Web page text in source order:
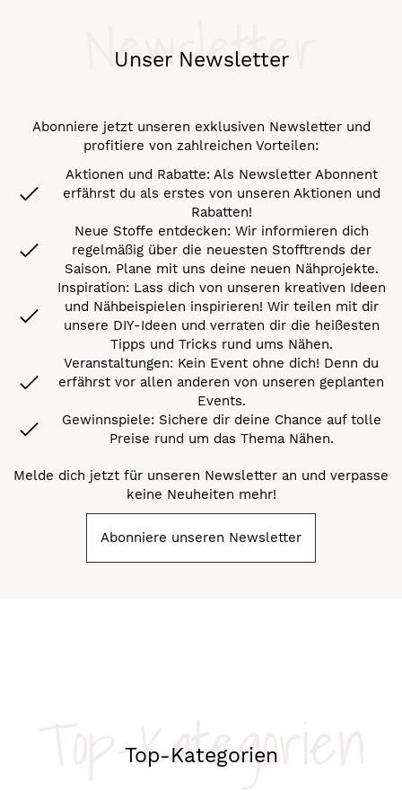
Unser Newsletter
Newsletter
Abonniere jetzt unseren exklusiven Newsletter und
profitiere von zahlreichen Vorteilen:
Aktionen und Rabatte: Als Newsletter Abonnent
erfährst du als erstes von unseren Aktionen und
Rabatten!
Neue Stoffe entdecken: Wir informieren dich
regelmäßig über die neuesten Stofftrends der
Saison. Plane mit uns deine neuen Nähprojekte.
Inspiration: Lass dich von unseren kreativen Ideen
und Nähbeispielen inspirieren! Wir teilen mit dir
unsere DIY-Ideen und verraten dir die heißesten
Tipps und Tricks rund ums Nähen.
Veranstaltungen: Kein Event ohne dich! Denn du
erfährst vor allen anderen von unseren geplanten
Events.
Gewinnspiele: Sichere dir deine Chance auf tolle
Preise rund um das Thema Nähen.
Melde dich jetzt für unseren Newsletter an und verpasse
keine Neuheiten mehr!
Abonniere unseren Newsletter
Top-Kategorien
Top-Kategorien